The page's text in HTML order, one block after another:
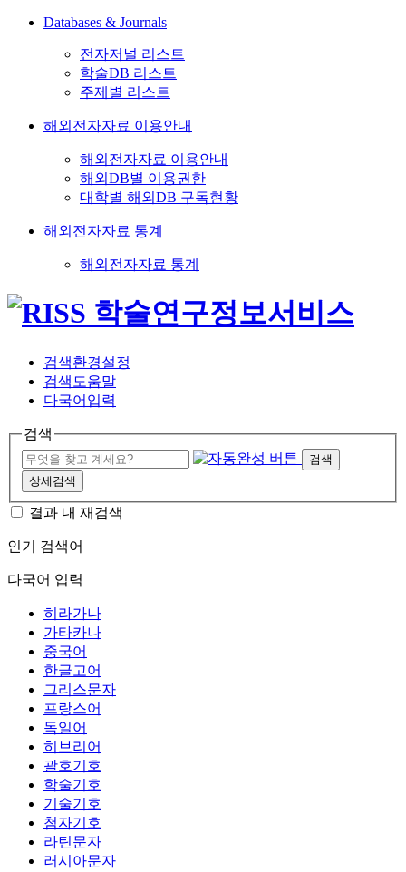
Databases & Journals
전자저널 리스트
학술DB 리스트
주제별 리스트
해외전자자료 이용안내
해외전자자료 이용안내
해외DB별 이용권한
대학별 해외DB 구독현황
해외전자자료 통계
해외전자자료 통계
검색환경설정
검색도움말
다국어입력
검색
검색
상세검색
결과 내 재검색
인기 검색어
다국어 입력
히라가나
가타카나
중국어
한글고어
그리스문자
프랑스어
독일어
히브리어
괄호기호
학술기호
기술기호
첨자기호
라틴문자
러시아문자